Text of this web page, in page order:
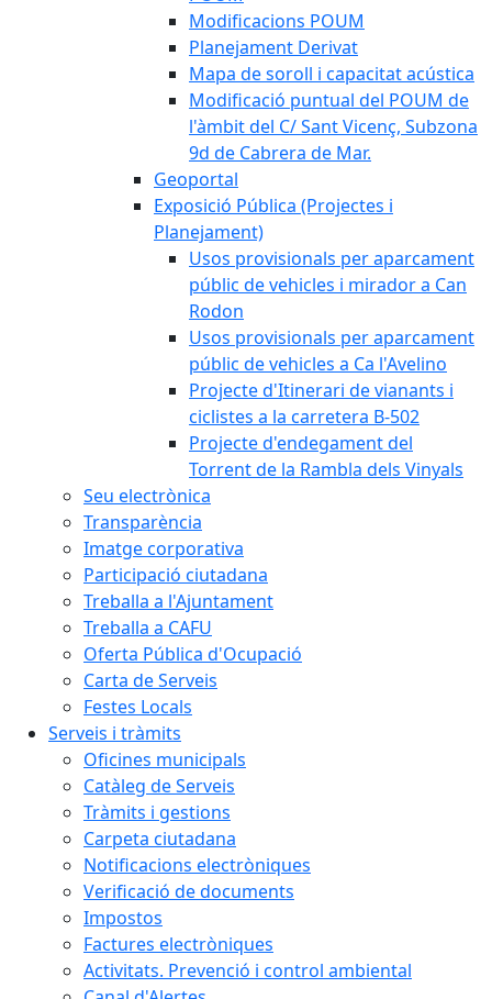
Modificacions POUM
Planejament Derivat
Mapa de soroll i capacitat acústica
Modificació puntual del POUM de
l'àmbit del C/ Sant Vicenç, Subzona
9d de Cabrera de Mar.
Geoportal
Exposició Pública (Projectes i
Planejament)
Usos provisionals per aparcament
públic de vehicles i mirador a Can
Rodon
Usos provisionals per aparcament
públic de vehicles a Ca l'Avelino
Projecte d'Itinerari de vianants i
ciclistes a la carretera B-502
Projecte d'endegament del
Torrent de la Rambla dels Vinyals
Seu electrònica
Transparència
Imatge corporativa
Participació ciutadana
Treballa a l'Ajuntament
Treballa a CAFU
Oferta Pública d'Ocupació
Carta de Serveis
Festes Locals
Serveis i tràmits
Oficines municipals
Catàleg de Serveis
Tràmits i gestions
Carpeta ciutadana
Notificacions electròniques
Verificació de documents
Impostos
Factures electròniques
Activitats. Prevenció i control ambiental